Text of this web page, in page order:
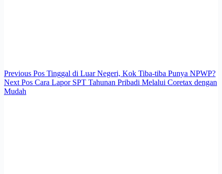
Previous Pos Tinggal di Luar Negeri, Kok Tiba-tiba Punya NPWP?
Next Pos Cara Lapor SPT Tahunan Pribadi Melalui Coretax dengan
Mudah